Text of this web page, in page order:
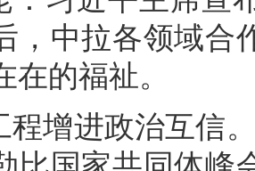
，中拉各领域合
在的福祉。
程增进政治互信